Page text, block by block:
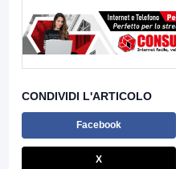
CONDIVIDI L'ARTICOLO
Facebook
X